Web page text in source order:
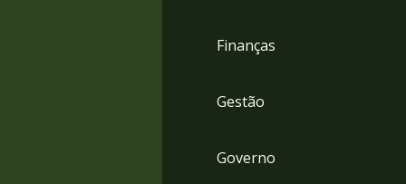
Finanças
Gestão
Governo